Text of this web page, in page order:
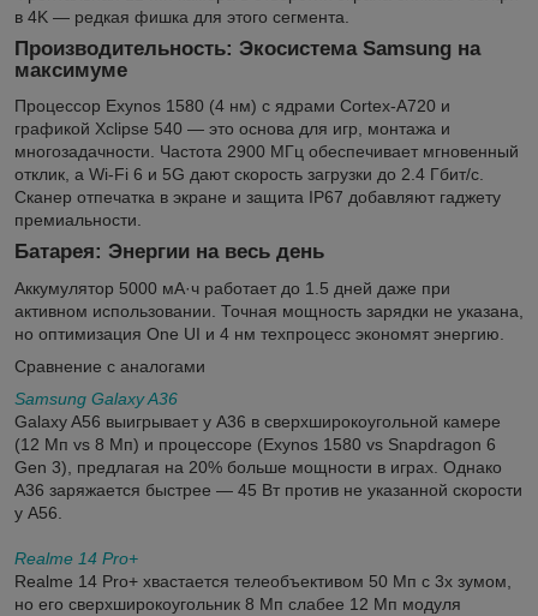
в 4K — редкая фишка для этого сегмента.
Производительность: Экосистема Samsung на
максимуме
Процессор Exynos 1580 (4 нм) с ядрами Cortex-A720 и
графикой Xclipse 540 — это основа для игр, монтажа и
многозадачности. Частота 2900 МГц обеспечивает мгновенный
отклик, а Wi-Fi 6 и 5G дают скорость загрузки до 2.4 Гбит/с.
Сканер отпечатка в экране и защита IP67 добавляют гаджету
премиальности.
Батарея: Энергии на весь день
Аккумулятор 5000 мА·ч работает до 1.5 дней даже при
активном использовании. Точная мощность зарядки не указана,
но оптимизация One UI и 4 нм техпроцесс экономят энергию.
Сравнение с аналогами
Samsung Galaxy A36
Galaxy A56 выигрывает у A36 в сверхширокоугольной камере
(12 Мп vs 8 Мп) и процессоре (Exynos 1580 vs Snapdragon 6
Gen 3), предлагая на 20% больше мощности в играх. Однако
A36 заряжается быстрее — 45 Вт против не указанной скорости
у A56.
Realme 14 Pro+
Realme 14 Pro+ хвастается телеобъективом 50 Мп с 3x зумом,
но его сверхширокоугольник 8 Мп слабее 12 Мп модуля